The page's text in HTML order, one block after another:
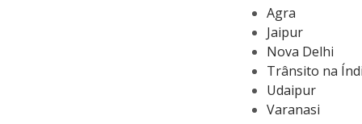
Agra
Jaipur
Nova Delhi
Trânsito na
Udaipur
Varanasi